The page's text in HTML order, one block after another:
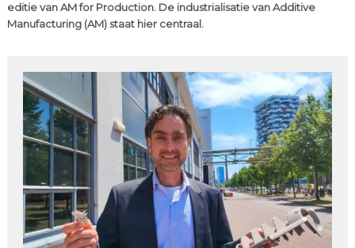
editie van AM for Production. De industrialisatie van Additive
Manufacturing (AM) staat hier centraal.